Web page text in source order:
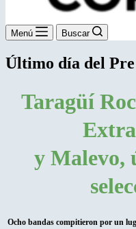
Menú Buscar
Último día del
Taragüí
y Malevo,
Ocho bandas compitieron por un